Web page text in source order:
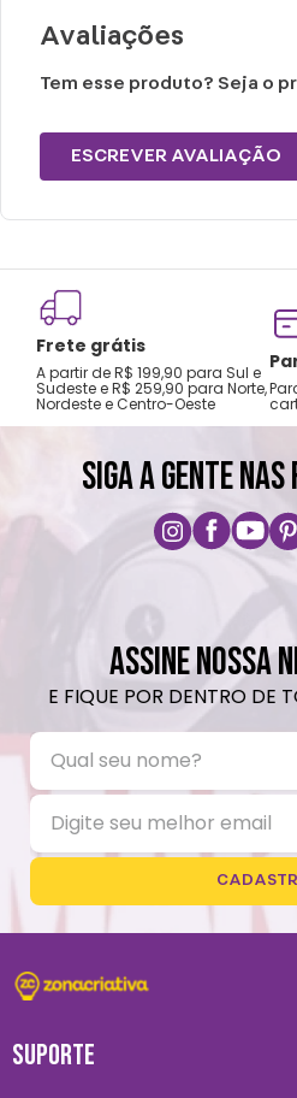
secadora
Temperatura máxima
Não limpar a seco
Avaliações
Tem esse produto? Seja o
ESCREVER AVALIAÇÃO
Frete grátis
A partir de R$ 199,90 para Sul e
Sudeste e R$ 259,90 para Norte,
Nordeste e Centro-Oeste
SIGA A GENTE
ASSINE NOSSA
E FIQUE POR DENTRO DE
SUPORTE